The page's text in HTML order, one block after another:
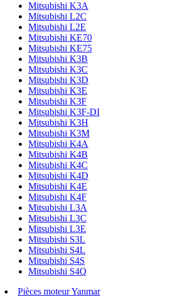
Mitsubishi K3A
Mitsubishi L2C
Mitsubishi L2E
Mitsubishi KE70
Mitsubishi KE75
Mitsubishi K3B
Mitsubishi K3C
Mitsubishi K3D
Mitsubishi K3E
Mitsubishi K3F
Mitsubishi K3F-DI
Mitsubishi K3H
Mitsubishi K3M
Mitsubishi K4A
Mitsubishi K4B
Mitsubishi K4C
Mitsubishi K4D
Mitsubishi K4E
Mitsubishi K4F
Mitsubishi L3A
Mitsubishi L3C
Mitsubishi L3E
Mitsubishi S3L
Mitsubishi S4L
Mitsubishi S4S
Mitsubishi S4Q
Pièces moteur Yanmar